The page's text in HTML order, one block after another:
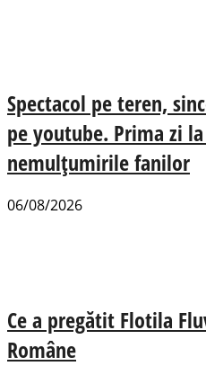
Spectacol pe teren,
pe youtube. Prima zi
nemulțumirile fanilor
06/08/2026
Ce a pregătit Flotila
Române